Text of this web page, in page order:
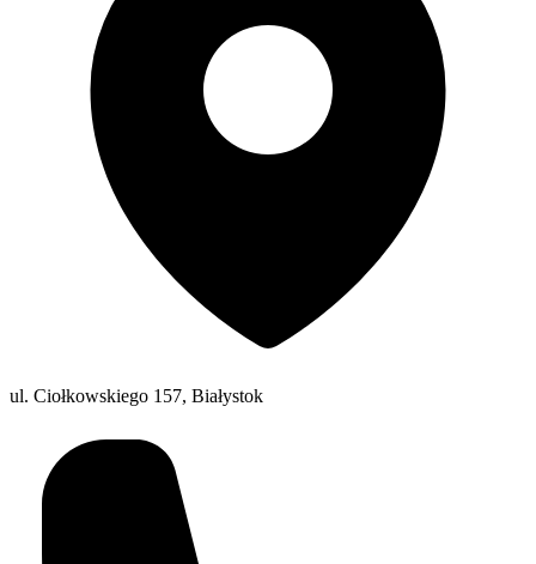
ul. Ciołkowskiego 157, Białystok